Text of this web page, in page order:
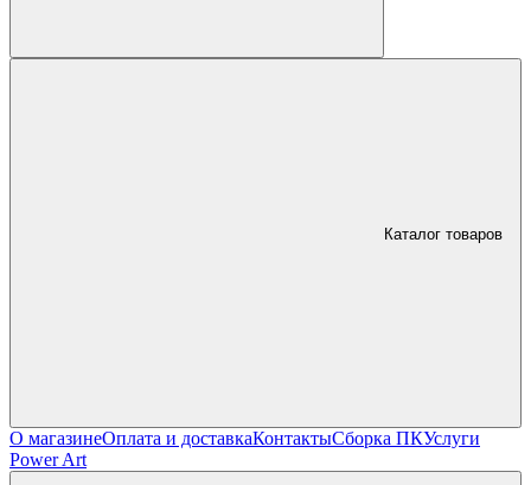
Каталог товаров
О магазинеОплата и доставкаКонтактыСборка ПКУслуги
Power Art